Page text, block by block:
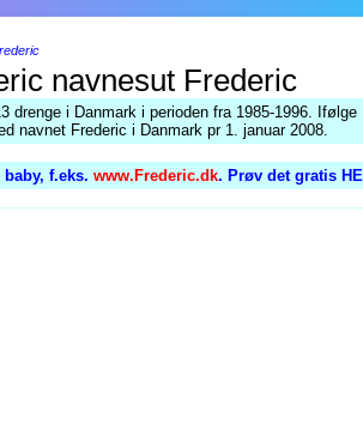
Frederic
drenge i Danmark i perioden fra 1985-1996. Ifølge
navnet Frederic i Danmark pr 1. januar 2008.
f.eks. www.Frederic.dk. Prøv det gratis